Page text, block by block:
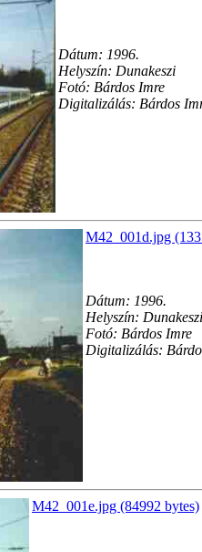
Dátum: 1996.
Helyszín: Dunakeszi
Fotó: Bárdos Imre
Digitalizálás: Bárdos
M42_001d.jpg
Dátum: 1996.
Helyszín: Dunakeszi
Fotó: Bárdos Imre
Digitalizálás:
M42_001e.jpg (84992 bytes)